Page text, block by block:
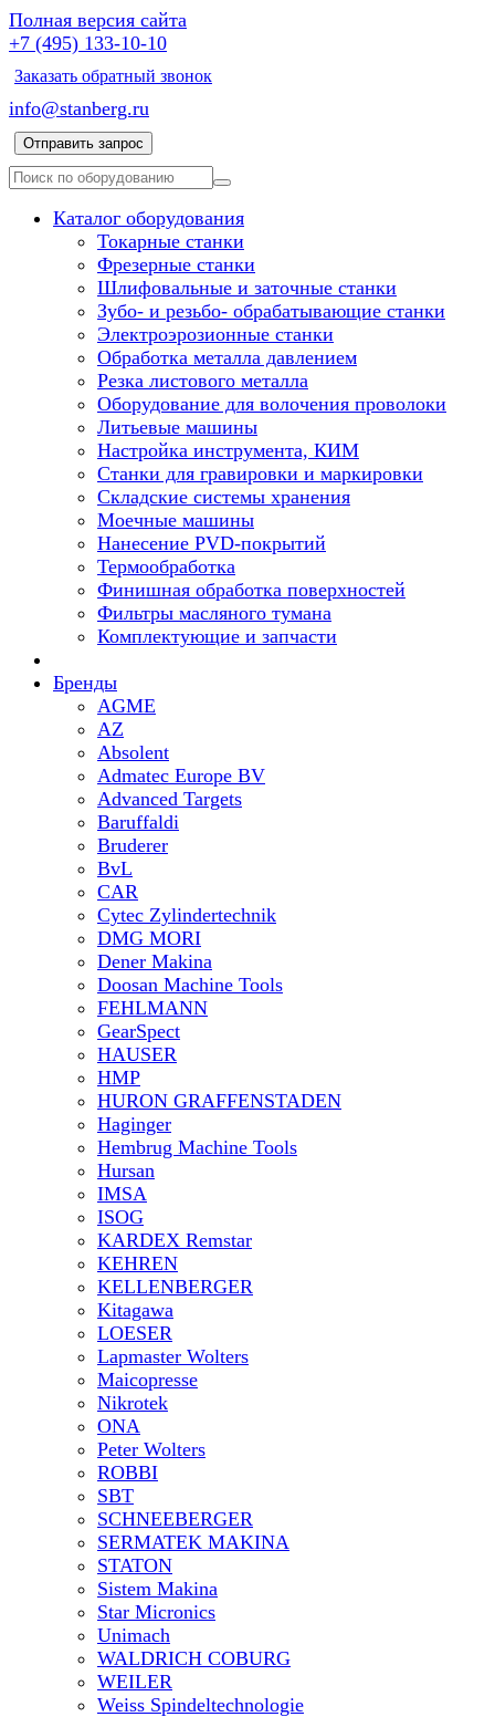
Полная версия сайта
+7 (495) 133-10-10
Заказать обратный звонок
info@stanberg.ru
Отправить запрос
Каталог оборудования
Токарные станки
Фрезерные станки
Шлифовальные и заточные станки
Зубо- и резьбо- обрабатывающие станки
Электроэрозионные станки
Обработка металла давлением
Резка листового металла
Оборудование для волочения проволоки
Литьевые машины
Настройка инструмента, КИМ
Станки для гравировки и маркировки
Складские системы хранения
Моечные машины
Нанесение PVD-покрытий
Термообработка
Финишная обработка поверхностей
Фильтры масляного тумана
Комплектующие и запчасти
Бренды
AGME
AZ
Absolent
Admatec Europe BV
Advanced Targets
Baruffaldi
Bruderer
BvL
CAR
Cytec Zylindertechnik
DMG MORI
Dener Makina
Doosan Machine Tools
FEHLMANN
GearSpect
HAUSER
HMP
HURON GRAFFENSTADEN
Haginger
Hembrug Machine Tools
Hursan
IMSA
ISOG
KARDEX Remstar
KEHREN
KELLENBERGER
Kitagawa
LOESER
Lapmaster Wolters
Maicopresse
Nikrotek
ONA
Peter Wolters
ROBBI
SBT
SCHNEEBERGER
SERMATEK MAKINA
STATON
Sistem Makina
Star Micronics
Unimach
WALDRICH COBURG
WEILER
Weiss Spindeltechnologie